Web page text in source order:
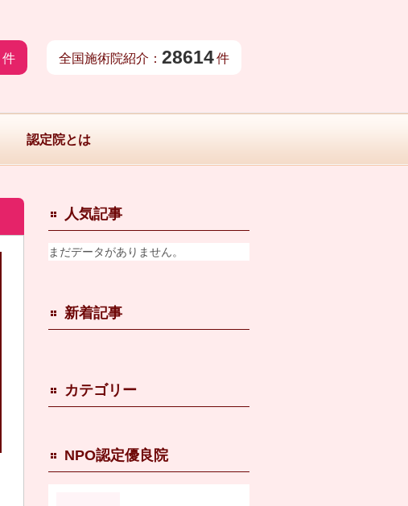
件 全国施術院紹介： 28614件
認定院とは
人気記事
まだデータがありません。
新着記事
カテゴリー
NPO認定優良院